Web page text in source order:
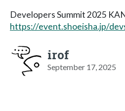
Developers Summit 2025
https://event.shoeisha.jp/
irof
September 17, 2025